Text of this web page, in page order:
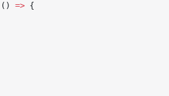
() => {